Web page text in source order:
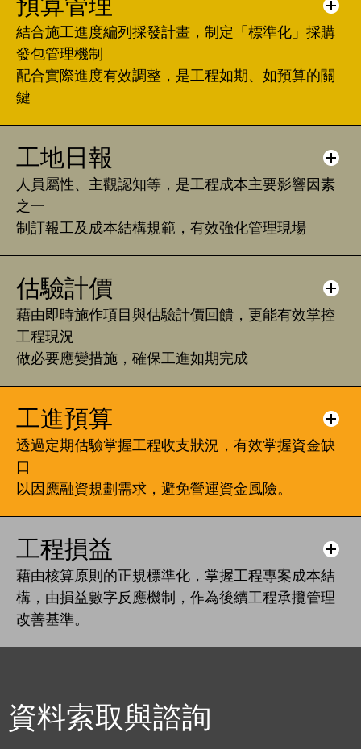
預算管理
結合施工進度編列採發計畫，制定「標準化」採購
發包管理機制
配合實際進度有效調整，是工程如期、如預算的關
鍵
工地日報
人員屬性、主觀認知等，是工程成本主要影響因素
之一
制訂報工及成本結構規範，有效強化管理現場
估驗計價
藉由即時施作項目與估驗計價回饋，更能有效掌控
工程現況
做必要應變措施，確保工進如期完成
工進預算
透過定期估驗掌握工程收支狀況，有效掌握資金缺
口
以因應融資規劃需求，避免營運資金風險。
工程損益
藉由核算原則的正規標準化，掌握工程專案成本結
構，由損益數字反應機制，作為後續工程承攬管理
改善基準。
資料索取與諮詢